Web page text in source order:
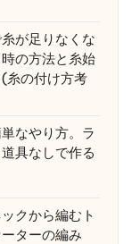
が足りなくな
の方法と糸始
の付け方考
なやり方。ラ
具なしで作る
クから編むト
ターの編み